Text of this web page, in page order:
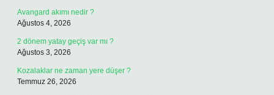
Avangard akımı nedir ?
Ağustos 4, 2026
2 dönem yatay geçiş var mı ?
Ağustos 3, 2026
Kozalaklar ne zaman yere düşer ?
Temmuz 26, 2026